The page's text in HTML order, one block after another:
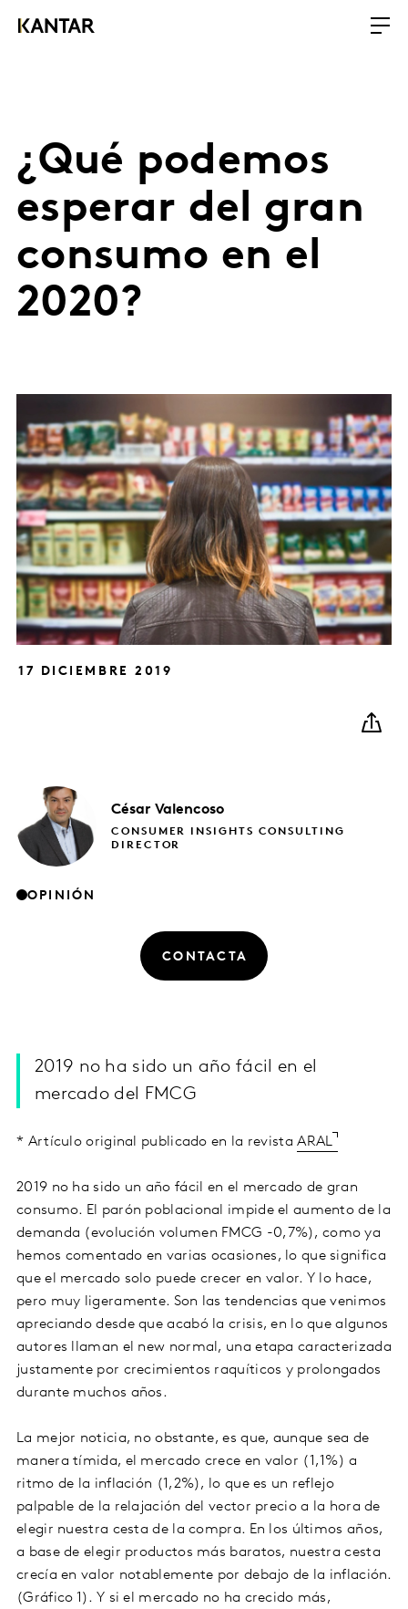
¿Qué podemos
esperar del gran
consumo en el
2020?
17 DICIEMBRE 2019
César Valencoso
CONSUMER INSIGHTS CONSULTING
DIRECTOR
OPINIÓN
CONTACTA
2019 no ha sido un año fácil en el
mercado del FMCG
* Artículo original publicado en la revistaARAL
2019 no ha sido un año fácil en el mercado de gran
consumo. El parón poblacional impide el aumento de la
demanda (evolución volumen FMCG -0,7%), como ya
hemos comentado en varias ocasiones, lo que significa
que el mercado solo puede crecer en valor. Y lo hace,
pero muy ligeramente. Son las tendencias que venimos
apreciando desde que acabó la crisis, en lo que algunos
autores llaman el new normal, una etapa caracterizada
justamente por crecimientos raquíticos y prolongados
durante muchos años.
La mejor noticia, no obstante, es que, aunque sea de
manera tímida, el mercado crece en valor (1,1%) a
ritmo de la inflación (1,2%), lo que es un reflejo
palpable de la relajación del vector precio a la hora de
elegir nuestra cesta de la compra. En los últimos años,
a base de elegir productos más baratos, nuestra cesta
crecía en valor notablemente por debajo de la inflación.
(Gráfico 1). Y si el mercado no ha crecido más,